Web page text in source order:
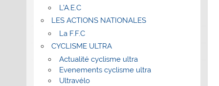
L’A.E.C
LES ACTIONS NATIONALES
La F.F.C
CYCLISME ULTRA
Actualité cyclisme ultra
Evenements cyclisme ultra
Ultravélo